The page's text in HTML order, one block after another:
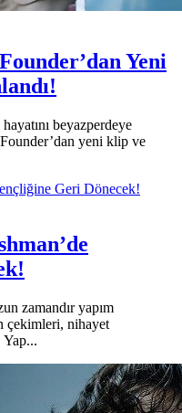
Yeni
beyazperdeye
yeni klip ve
zamandır yapım
çekimleri, nihayet
Yap...